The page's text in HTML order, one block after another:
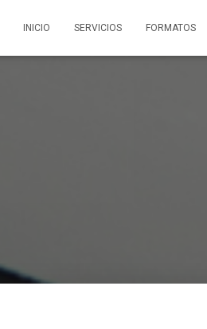
INICIO SERVICIOS FORMATOS